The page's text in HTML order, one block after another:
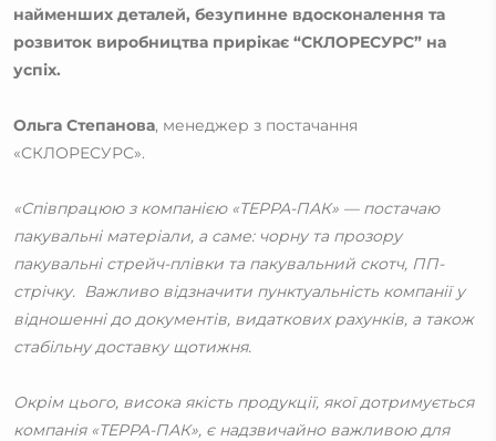
найменших деталей, безупинне вдосконалення та
розвиток виробництва прирікає “СКЛОРЕСУРС” на
успіх.
Ольга Степанова, менеджер з постачання
«СКЛОРЕСУРС».
«Співпрацюю з компанією «ТЕРРА-ПАК» — постачаю
пакувальні матеріали, а саме: чорну та прозору
пакувальні стрейч-плівки та пакувальний скотч, ПП-
стрічку. Важливо відзначити пунктуальність компанії у
відношенні до документів, видаткових рахунків, а також
стабільну доставку щотижня.
Окрім цього, висока якість продукції, якої дотримується
компанія «ТЕРРА-ПАК», є надзвичайно важливою для